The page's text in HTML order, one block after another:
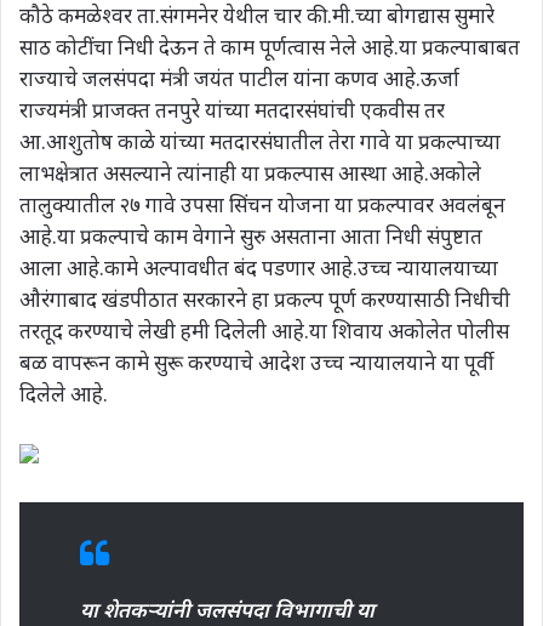
कौठे कमळेश्वर ता.संगमनेर येथील चार की.मी.च्या बोगद्यास सुमारे
साठ कोटींचा निधी देऊन ते काम पूर्णत्वास नेले आहे.या प्रकल्पाबाबत
राज्याचे जलसंपदा मंत्री जयंत पाटील यांना कणव आहे.ऊर्जा
राज्यमंत्री प्राजक्त तनपुरे यांच्या मतदारसंघांची एकवीस तर
आ.आशुतोष काळे यांच्या मतदारसंघातील तेरा गावे या प्रकल्पाच्या
लाभक्षेत्रात असल्याने त्यांनाही या प्रकल्पास आस्था आहे.अकोले
तालुक्यातील २७ गावे उपसा सिंचन योजना या प्रकल्पावर अवलंबून
आहे.या प्रकल्पाचे काम वेगाने सुरु असताना आता निधी संपुष्टात
आला आहे.कामे अल्पावधीत बंद पडणार आहे.उच्च न्यायालयाच्या
औरंगाबाद खंडपीठात सरकारने हा प्रकल्प पूर्ण करण्यासाठी निधीची
तरतूद करण्याचे लेखी हमी दिलेली आहे.या शिवाय अकोलेत पोलीस
बळ वापरून कामे सुरू करण्याचे आदेश उच्च न्यायालयाने या पूर्वी
दिलेले आहे.
या शेतकऱ्यांनी जलसंपदा विभागाची या